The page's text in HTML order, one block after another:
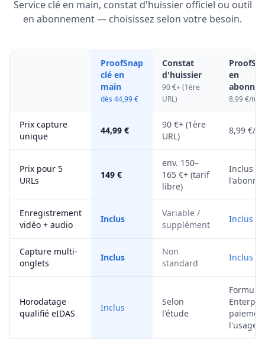
Service clé en main, constat d'huissier officiel ou outil
en abonnement — choisissez selon votre besoin.
ProofSnap
clé en
main
dès 44,99 €
Constat
d'huissier
90 €+ (1ère
URL)
en
8,99 €/
Prix capture
unique
44,99 €
90 €+ (1ère
URL)
8,99 €/
Prix pour 5
URLs
149 €
env. 150–
165 €+ (tarif
libre)
Inclus
Enregistrement
vidéo + audio
Inclus
Variable /
supplément
Inclus
Capture multi-
onglets
Inclus
Non
standard
Inclus
Horodatage
qualifié eIDAS
Inclus
Selon
l'étude
Formule
l'usage